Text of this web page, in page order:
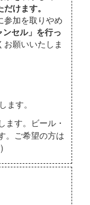
けます。
参加を取りやめ
セル」を行っ
お願いいたしま
す。
ます。ビール・
。ご希望の方は